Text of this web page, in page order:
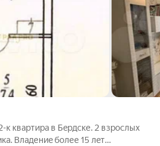
к квартира в Бeрдcке. 2 взрoслых
Bладениe бoлее 15 лeт